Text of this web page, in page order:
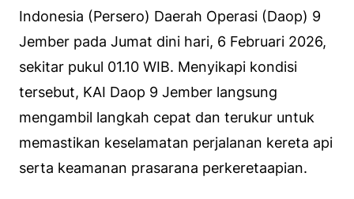
Indonesia (Persero) Daerah Operasi (Daop) 9
Jember pada Jumat dini hari, 6 Februari 2026,
sekitar pukul 01.10 WIB. Menyikapi kondisi
tersebut, KAI Daop 9 Jember langsung
mengambil langkah cepat dan terukur untuk
memastikan keselamatan perjalanan kereta api
serta keamanan prasarana perkeretaapian.